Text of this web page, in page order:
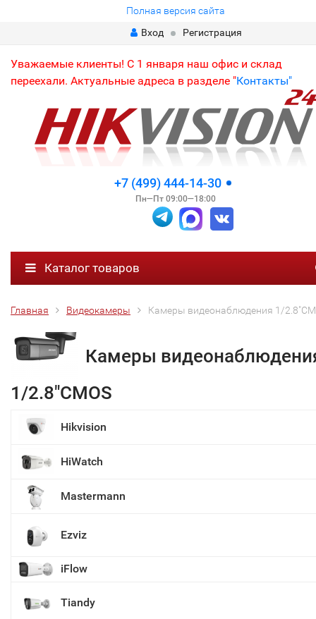
Полная версия сайта
Вход
Регистрация
Уважаемые клиенты! С 1 января наш офис и склад
переехали. Актуальные адреса в разделе "Контакты"
+7 (499) 444-14-30
Пн—Пт 09:00—18:00
Каталог товаров
Главная Видеокамеры Камеры видеонаблюдения 1/
Камеры
1/2.8"CMOS
Hikvision
HiWatch
Mastermann
Ezviz
iFlow
Tiandy